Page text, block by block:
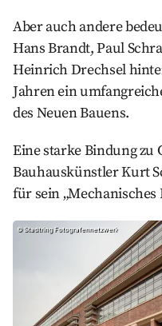
Aber auch andere
Hans Brandt, Paul
Heinrich Drechsel
Jahren ein
des Neuen Bauens.
Eine starke Bindung zu
Bauhauskünstler Kurt
für sein „Mechanisches
©Stadtring Fotografennetzwerk